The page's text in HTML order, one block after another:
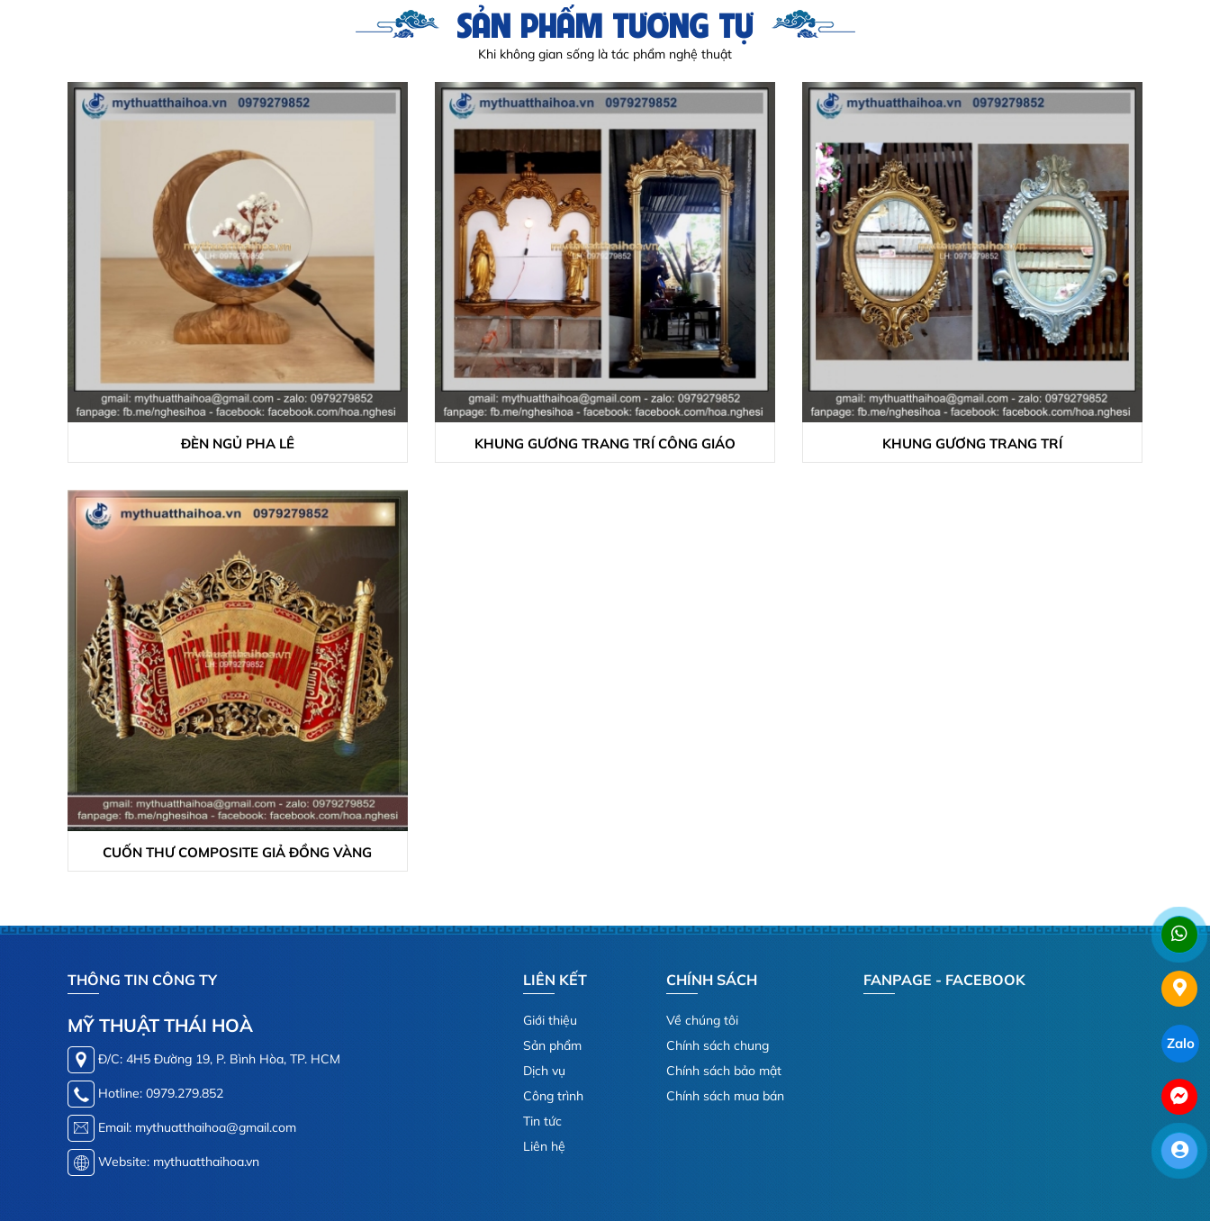
SẢN PHẨM TƯƠNG TỰ
Khi không gian sống là tác phẩm nghệ thuật
ĐÈN NGỦ PHA LÊ KHUNG GƯƠNG TRANG TRÍ CÔNG GIÁO KHUNG GƯƠNG TRANG TRÍ
CUỐN THƯ COMPOSITE GIẢ ĐỒNG VÀNG
THÔNG TIN CÔNG TY
MỸ THUẬT THÁI HOÀ
Đ/C: 4H5 Đường 19, P. Bình Hòa, TP. HCM
Hotline: 0979.279.852
Email: mythuatthaihoa@gmail.com
Website: mythuatthaihoa.vn
LIÊN KẾT
Giới thiệu
Sản phẩm
Dịch vụ
Công trình
Tin tức
Liên hệ
CHÍNH SÁCH
Về chúng tôi
Chính sách chung
Chính sách bảo mật
Chính sách mua bán
FANPAGE - FACEBOOK
Zalo